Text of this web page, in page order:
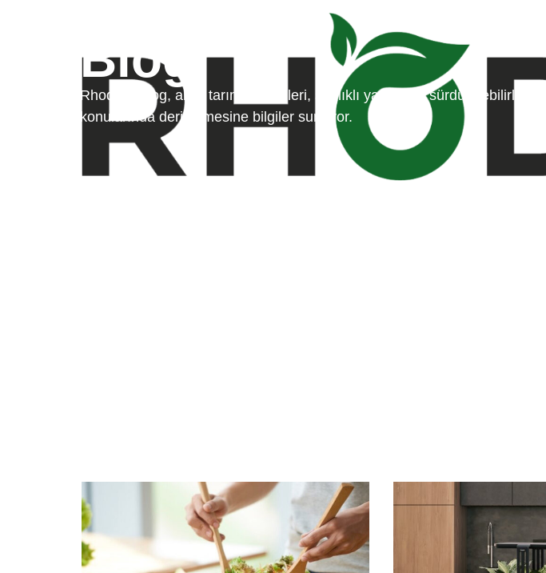
Blog
Rhodark Blog, akıllı tarım çözümleri, sağlıklı yaşam ve sürdürülebilirlik
konularında derinlemesine bilgiler sunuyor.